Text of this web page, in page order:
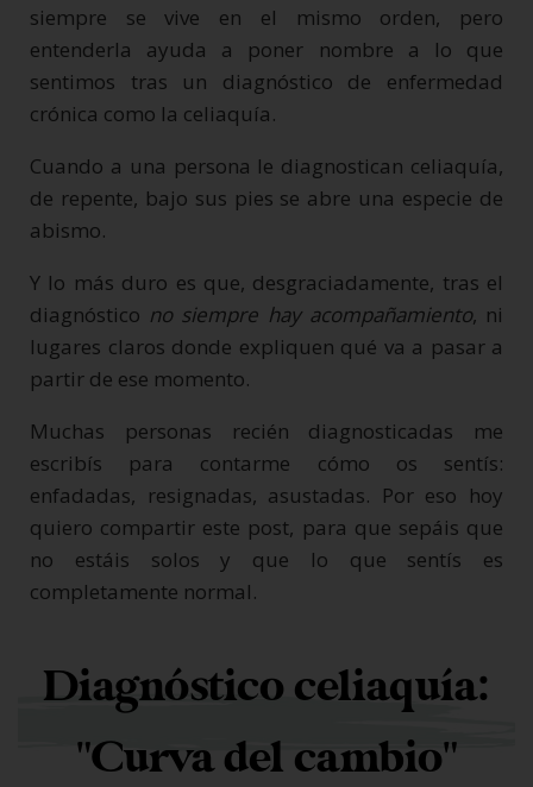
siempre se vive en el mismo orden, pero
entenderla ayuda a poner nombre a lo que
sentimos tras un diagnóstico de enfermedad
crónica como la celiaquía.
Cuando a una persona le diagnostican celiaquía,
de repente, bajo sus pies se abre una especie de
abismo.
Y lo más duro es que, desgraciadamente, tras el
diagnóstico no siempre hay acompañamiento, ni
lugares claros donde expliquen qué va a pasar a
partir de ese momento.
Muchas personas recién diagnosticadas me
escribís para contarme cómo os sentís:
enfadadas, resignadas, asustadas. Por eso hoy
quiero compartir este post, para que sepáis que
no estáis solos y que lo que sentís es
completamente normal.
Diagnóstico celiaquía:
"Curva del cambio"